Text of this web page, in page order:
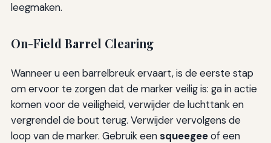
leegmaken.
On-Field Barrel Clearing
Wanneer u een barrelbreuk ervaart, is de eerste stap
om ervoor te zorgen dat de marker veilig is: ga in actie
komen voor de veiligheid, verwijder de luchttank en
vergrendel de bout terug. Verwijder vervolgens de
loop van de marker. Gebruik eensqueegeeof een